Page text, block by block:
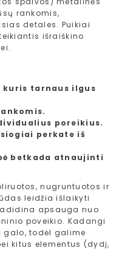
rankomis,
detales. Puikiai
išraiškino
kuris tarnaus ilgus
poreikius.
perkate iš
betkada atnaujinti
nugruntuotos ir
leidžia išlaikyti
apsauga nuo
poveikio. Kadangi
galo, todėl galime
kitus elementus (dydį,